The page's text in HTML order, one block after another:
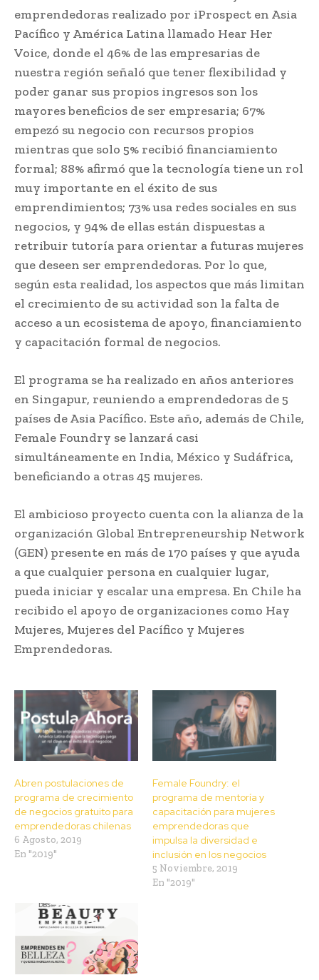
emprendedoras realizado por iProspect en Asia
Pacífico y América Latina llamado Hear Her
Voice, donde el 46% de las empresarias de
nuestra región señaló que tener flexibilidad y
poder ganar sus propios ingresos son los
mayores beneficios de ser empresaria; 67%
empezó su negocio con recursos propios
mientras que solo 5% recibió financiamiento
formal; 88% afirmó que la tecnología tiene un rol
muy importante en el éxito de sus
emprendimientos; 73% usa redes sociales en sus
negocios, y 94% de ellas están dispuestas a
retribuir tutoría para orientar a futuras mujeres
que deseen ser emprendedoras. Por lo que,
según esta realidad, los aspectos que más limitan
el crecimiento de su actividad son la falta de
acceso a un ecosistema de apoyo, financiamiento
y capacitación formal de negocios.
El programa se ha realizado en años anteriores
en Singapur, reuniendo a emprendedoras de 5
países de Asia Pacífico. Este año, además de Chile,
Female Foundry se lanzará casi
simultáneamente en India, México y Sudáfrica,
beneficiando a otras 45 mujeres.
El ambicioso proyecto cuenta con la alianza de la
organización Global Entrepreneurship Network
(GEN) presente en más de 170 países y que ayuda
a que cualquier persona en cualquier lugar,
pueda iniciar y escalar una empresa. En Chile ha
recibido el apoyo de organizaciones como Hay
Mujeres, Mujeres del Pacífico y Mujeres
Emprendedoras.
Abren postulaciones de
programa de crecimiento
de negocios gratuito para
emprendedoras chilenas
6 Agosto, 2019
En "2019"
Female Foundry: el
programa de mentoría y
capacitación para mujeres
emprendedoras que
impulsa la diversidad e
inclusión en los negocios
5 Noviembre, 2019
En "2019"